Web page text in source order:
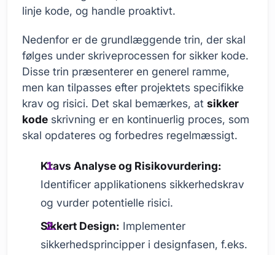
linje kode, og handle proaktivt.
Nedenfor er de grundlæggende trin, der skal
følges under skriveprocessen for sikker kode.
Disse trin præsenterer en generel ramme,
men kan tilpasses efter projektets specifikke
krav og risici. Det skal bemærkes, at sikker
kode skrivning er en kontinuerlig proces, som
skal opdateres og forbedres regelmæssigt.
Kravs Analyse og Risikovurdering:
Identificer applikationens sikkerhedskrav
og vurder potentielle risici.
Sikkert Design: Implementer
sikkerhedsprincipper i designfasen, f.eks.